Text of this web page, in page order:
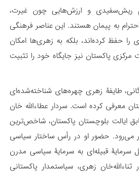
ریش‌سفیدی و ارزش‌هایی چون غیرت،
به پیمان هستند. این عناصر فرهنگی
را حفظ کرده‌اند، بلکه به زهری‌ها امکان
مرکزی پاکستان نیز جایگاه خود را تثبیت
طایفۀ زهری چهره‌های شناخته‌شده‌ای
معرفی کرده است. سردار عطاءالله خان
ایالت بلوچستان پاکستان، شاخص‌ترین
می‌رود. حضور او در رأس ساختار سیاسی
سرمایۀ قبیله‌ای به سرمایۀ سیاسی مدرن
زهری، سیاستمدار پاکستانی